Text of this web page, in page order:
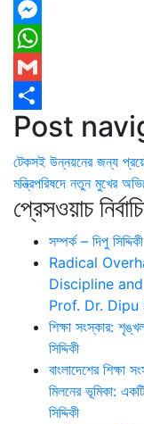
Facebook
Messenger
WhatsApp
Gmail
Share
Post
টেকসই উন্নয়নের জন্য
মন্ত্রিপরিষদে নতুন মুখের
প্রেসওয়াচ
সম্পর্ক – দিপু সিদ্দিকী
Radical
Discipline
Prof. Dr. Dipu
শিক্ষা সংস্কার:
সিদ্দিকী
বাংলাদেশের শিক্ষা
মিলনের ভূমিকা:
সিদ্দিকী